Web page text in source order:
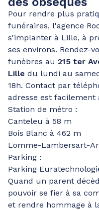
Pour rendre plus
funéraires, l'agence
s'implanter à Lille, à
ses environs. Rendez-
funèbres au 215 ter
Lille du lundi au
18h. Contact par
adresse est facilement
Station de métro :
Canteleu à 58 m
Bois Blanc à 462 m
Lomme-Lambersart-
Parking :
Parking
Quand un parent
pouvoir se fier à sa
et rendre hommage à